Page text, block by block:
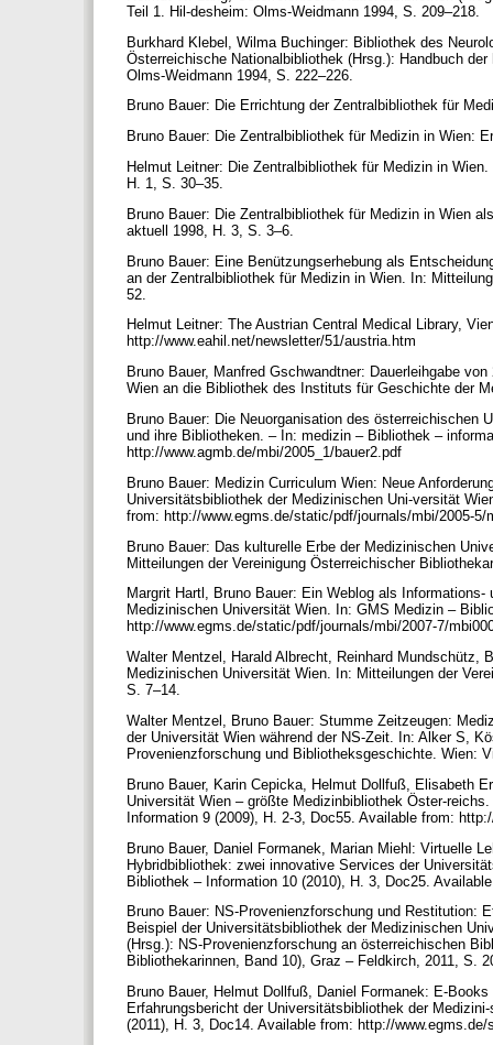
Teil 1. Hil-desheim: Olms-Weidmann 1994, S. 209–218.
Burkhard Klebel, Wilma Buchinger: Bibliothek des
Österreichische Nationalbibliothek (Hrsg.): Handbuch
Olms-Weidmann 1994, S. 222–226.
Bruno Bauer: Die Errichtung der Zentralbibliothek für
Bruno Bauer: Die Zentralbibliothek für Medizin in Wien:
Helmut Leitner: Die Zentralbibliothek für Medizin in
H. 1, S. 30–35.
Bruno Bauer: Die Zentralbibliothek für Medizin in Wien
aktuell 1998, H. 3, S. 3–6.
Bruno Bauer: Eine Benützungserhebung als
an der Zentralbibliothek für Medizin in Wien. In:
52.
Helmut Leitner: The Austrian Central Medical Library,
http://www.eahil.net/newsletter/51/austria.htm
Bruno Bauer, Manfred Gschwandtner: Dauerleihgabe
Wien an die Bibliothek des Instituts für Geschichte der
Bruno Bauer: Die Neuorganisation des österreichischen
und ihre Bibliotheken. – In: medizin – Bibliothek –
http://www.agmb.de/mbi/2005_1/bauer2.pdf
Bruno Bauer: Medizin Curriculum Wien: Neue
Universitätsbibliothek der Medizinischen Uni-versität
from: http://www.egms.de/static/pdf/journals/mbi/2005-
Bruno Bauer: Das kulturelle Erbe der Medizinischen
Mitteilungen der Vereinigung Österreichischer
Margrit Hartl, Bruno Bauer: Ein Weblog als
Medizinischen Universität Wien. In: GMS Medizin –
http://www.egms.de/static/pdf/journals/mbi/2007-7/
Walter Mentzel, Harald Albrecht, Reinhard Mundschütz,
Medizinischen Universität Wien. In: Mitteilungen der
S. 7–14.
Walter Mentzel, Bruno Bauer: Stumme Zeitzeugen:
der Universität Wien während der NS-Zeit. In: Alker S,
Provenienzforschung und Bibliotheksgeschichte. Wien:
Bruno Bauer, Karin Cepicka, Helmut Dollfuß, Elisabeth
Universität Wien – größte Medizinbibliothek Öster-
Information 9 (2009), H. 2-3, Doc55. Available from:
Bruno Bauer, Daniel Formanek, Marian Miehl: Virtuelle
Hybridbibliothek: zwei innovative Services der
Bibliothek – Information 10 (2010), H. 3, Doc25.
Bruno Bauer: NS-Provenienzforschung und Restitution:
Beispiel der Universitätsbibliothek der Medizinischen
(Hrsg.): NS-Provenienzforschung an österreichischen
Bibliothekarinnen, Band 10), Graz – Feldkirch, 2011, S.
Bruno Bauer, Helmut Dollfuß, Daniel Formanek: E-
Erfahrungsbericht der Universitätsbibliothek der
(2011), H. 3, Doc14. Available from: http://